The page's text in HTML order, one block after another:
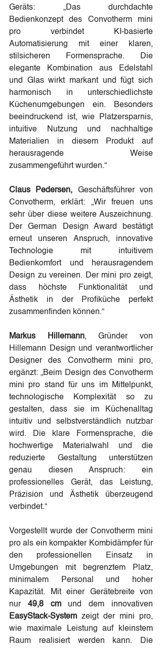
Geräts: „Das durchdachte
Bedienkonzept des Convotherm mini
pro verbindet KI-basierte
Automatisierung mit einer klaren,
stilsicheren Formensprache. Die
elegante Kombination aus Edelstahl
und Glas wirkt markant und fügt sich
harmonisch in unterschiedlichste
Küchenumgebungen ein. Besonders
beeindruckend ist, wie Platzersparnis,
intuitive Nutzung und nachhaltige
Materialien in diesem Produkt auf
herausragende Weise
zusammengeführt wurden.“
Claus Pedersen, Geschäftsführer von
Convotherm, erklärt: „Wir freuen uns
sehr über diese weitere Auszeichnung.
Der German Design Award bestätigt
erneut unseren Anspruch, innovative
Technologie mit intuitivem
Bedienkomfort und herausragendem
Design zu vereinen. Der mini pro zeigt,
dass höchste Funktionalität und
Ästhetik in der Profiküche perfekt
zusammenfinden können.“
Markus Hillemann, Gründer von
Hillemann Design und verantwortlicher
Designer des Convotherm mini pro,
ergänzt: „Beim Design des Convotherm
mini pro stand für uns im Mittelpunkt,
technologische Komplexität so zu
gestalten, dass sie im Küchenalltag
intuitiv und selbstverständlich nutzbar
wird. Die klare Formensprache, die
hochwertige Materialwahl und die
reduzierte Gestaltung unterstützen
genau diesen Anspruch: ein
professionelles Gerät, das Leistung,
Präzision und Ästhetik überzeugend
verbindet.“
Vorgestellt wurde der Convotherm mini
pro als ein kompakter Kombidämpfer für
den professionellen Einsatz in
Umgebungen mit begrenztem Platz,
minimalem Personal und hoher
Kapazität. Mit einer Gerätebreite von
nur 49,8 cm
EasyStack-System zeigt der mini pro,
wie maximale Leistung auf kleinstem
Raum realisiert werden kann. Die